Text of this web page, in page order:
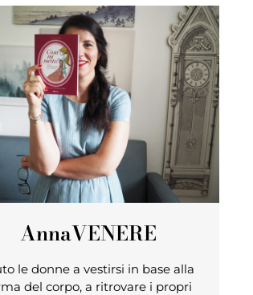
AnnaVENERE
le donne a vestirsi in base alla
del corpo, a ritrovare i propri